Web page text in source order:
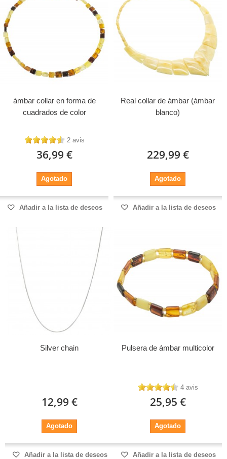
ámbar collar en forma de
cuadrados de color
2 avis
36,99 €
Agotado
Añadir a la lista de deseos
Real collar de ámbar (ámbar
blanco)
229,99 €
Agotado
Añadir a la lista de deseos
Silver chain
12,99 €
Agotado
Añadir a la lista de deseos
Pulsera de ámbar multicolor
4 avis
25,95 €
Agotado
Añadir a la lista de deseos